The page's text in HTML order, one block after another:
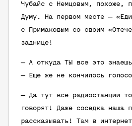
Чубайс с Немцовым, похоже,
Думу. На первом месте —
с Примаковым со своим
заднице!
— А откуда ТЫ все это
— Еще же не кончилось
— Да тут все радиостанции
говорят! Даже соседка наша
рассказывать! Там в